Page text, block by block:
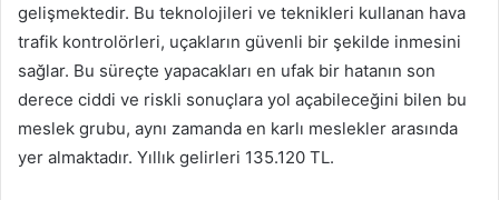
gelişmektedir. Bu teknolojileri ve teknikleri kullanan hava
trafik kontrolörleri, uçakların güvenli bir şekilde inmesini
sağlar. Bu süreçte yapacakları en ufak bir hatanın son
derece ciddi ve riskli sonuçlara yol açabileceğini bilen bu
meslek grubu, aynı zamanda en karlı meslekler arasında
yer almaktadır. Yıllık gelirleri 135.120 TL.